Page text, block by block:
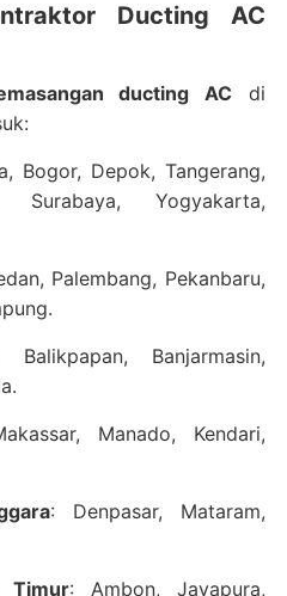
Ducting AC
ducting AC di
Bogor, Depok, Tangerang,
Surabaya, Yogyakarta,
Palembang, Pekanbaru,
Balikpapan, Banjarmasin,
Manado, Kendari,
: Denpasar, Mataram,
Timur: Ambon, Jayapura,